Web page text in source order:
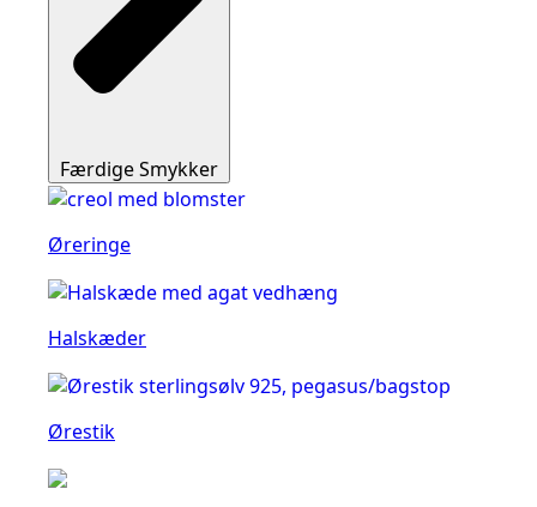
Færdige Smykker
Øreringe
Halskæder
Ørestik